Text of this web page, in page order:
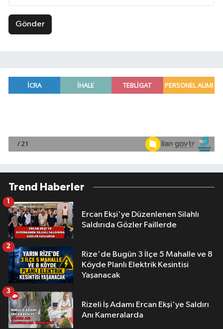
Gönder
Trend Haberler
Ercan Ekşi'ye Düzenlenen Silahlı
Saldırıda Gözler Faillerde
1
Rize'de Bugün 3 İlçe 5 Mahalle ve 8
Köyde Planlı Elektrik Kesintisi
Yaşanacak
2
Rizeli İş Adamı Ercan Ekşi'ye Saldırı
Anı Kameralarda
3